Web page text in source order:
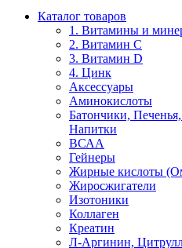
Каталог товаров
1. Витамины и
2. Витамин С
3. Витамин D
4. Цинк
Аксессуары
Аминокислоты
Батончики,
Напитки
ВСАА
Гейнеры
Жирные кислоты
Жиросжигатели
Изотоники
Коллаген
Креатин
Л-Аргинин,